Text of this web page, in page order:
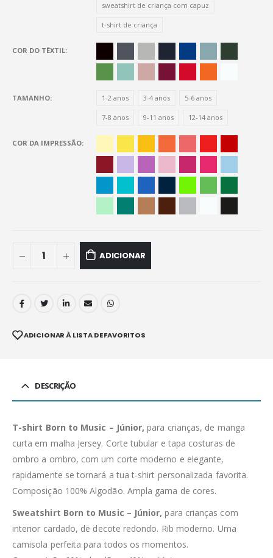
sweatshirt de criança com capuz
t-shirt de criança
COR DO TÊXTIL
TAMANHO 1-2 anos 3-4 anos 5-6 anos
7-8 anos 9-11 anos 12-14 anos
COR DA IMPRESSÃO
ADICIONAR
ADICIONAR À LISTA DE FAVORITOS
DESCRIÇÃO
T-shirt Born to Music – Júnior, para crianças, de manga
curta em malha Jersey. Corte tubular e tapa costuras de
ombro a ombro, com um corte moderno e elegante,
rapidamente se tornará a tua t-shirt personalizada favorita.
Composição 100% Algodão. Ampla gama de cores.
Sweatshirt Born to Music – Júnior, para crianças com
interior cardado, de decote redondo. Rib moderno. Uma
camisola perfeita para todos os momentos.